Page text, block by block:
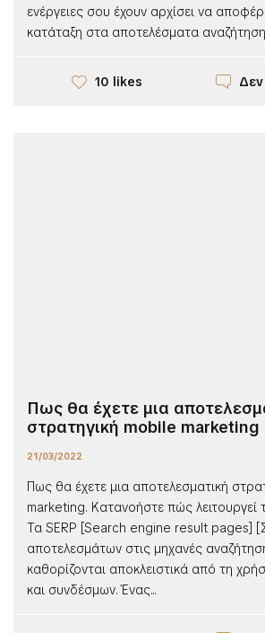
ενέργειες σου έχουν αρχίσει να
κατάταξη στα αποτελέσματα
10 likes Δεν
Πως θα έχετε μια
στρατηγική mobile marketing
21/03/2022
Πως θα έχετε μια αποτελεσματική
marketing. Κατανοήστε πώς λειτουργεί
Τα SERP [Search engine result pages]
αποτελεσμάτων στις μηχανές
καθορίζονται αποκλειστικά από τη
και συνδέσμων. Ένας...